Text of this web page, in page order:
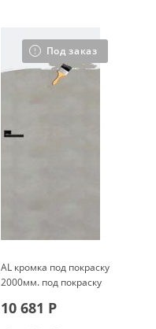
Под заказ
AL кромка под покраску
2000мм. под покраску
10 681 Р